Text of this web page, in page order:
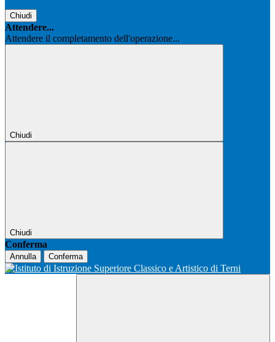
Chiudi
Attendere...
Attendere il completamento dell'operazione...
Chiudi
Chiudi
Conferma
Annulla Conferma